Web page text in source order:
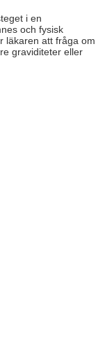
i en
och fysisk
läkaren att fråga om
graviditeter eller